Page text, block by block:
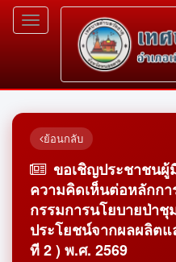
Toggle
navigation
ย้อนกลับ
ขอเชิญประชาชนผู้
ความคิดเห็นต่อหลักกา
กรรมการนโยบายป่าชุ
ประโยชน์จากผลผลิต
ที 2 ) พ.ศ. 2569